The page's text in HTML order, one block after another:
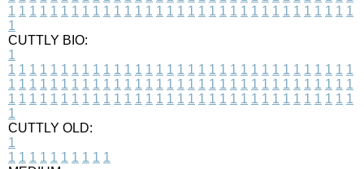
1 1 1 1 1 1 1 1 1 1 1 1 1 1 1 1 1 1 1 1 1 1 1 1 1 1 1 1 1 1 1 1 1
1
CUTTLY BIO:
1
1 1 1 1 1 1 1 1 1 1 1 1 1 1 1 1 1 1 1 1 1 1 1 1 1 1 1 1 1 1 1 1 1
1 1 1 1 1 1 1 1 1 1 1 1 1 1 1 1 1 1 1 1 1 1 1 1 1 1 1 1 1 1 1 1 1
1 1 1 1 1 1 1 1 1 1 1 1 1 1 1 1 1 1 1 1 1 1 1 1 1 1 1 1 1 1 1 1 1
1
CUTTLY OLD:
1
1 1 1 1 1 1 1 1 1 1